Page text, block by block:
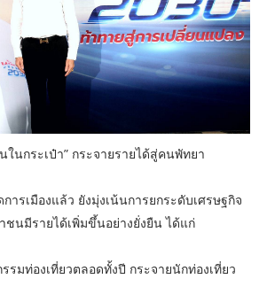
ในกระเป๋า” กระจายรายได้สู่คนพัทยา
ารเมืองแล้ว ยังมุ่งเน้นการยกระดับเศรษฐกิจ
ชนมีรายได้เพิ่มขึ้นอย่างยั่งยืน ได้แก่
รมท่องเที่ยวตลอดทั้งปี กระจายนักท่องเที่ยว